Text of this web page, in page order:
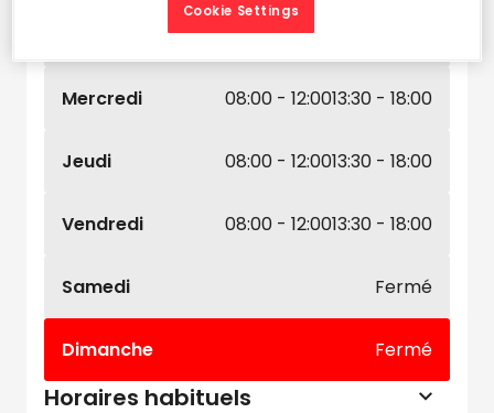
08:00 - 12:00
Mercredi 08:00 - 12:0013:30 - 18:00
Jeudi 08:00 - 12:0013:30 - 18:00
Vendredi 08:00 - 12:0013:30 - 18:00
Samedi Fermé
Dimanche Fermé
Horaires habituels
Cookie Settings